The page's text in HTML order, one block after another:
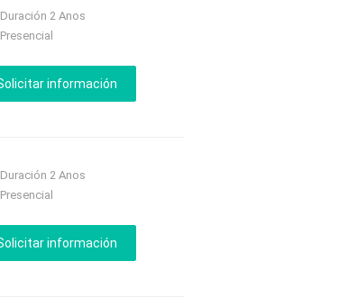
Duración 2 Anos
Presencial
Duración 2 Anos
Presencial